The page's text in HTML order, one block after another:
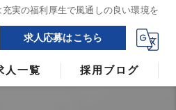
実の福利厚生で風通しの良い環境を
求人応募はこちら
人一覧 採用ブログ